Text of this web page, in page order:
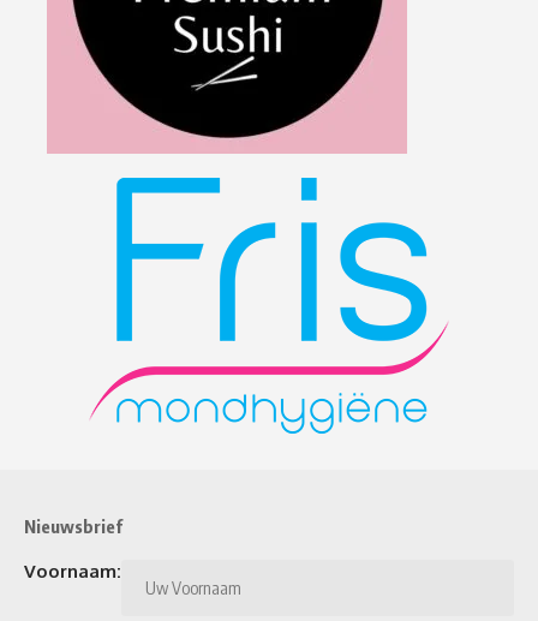
Nieuwsbrief
Voornaam: